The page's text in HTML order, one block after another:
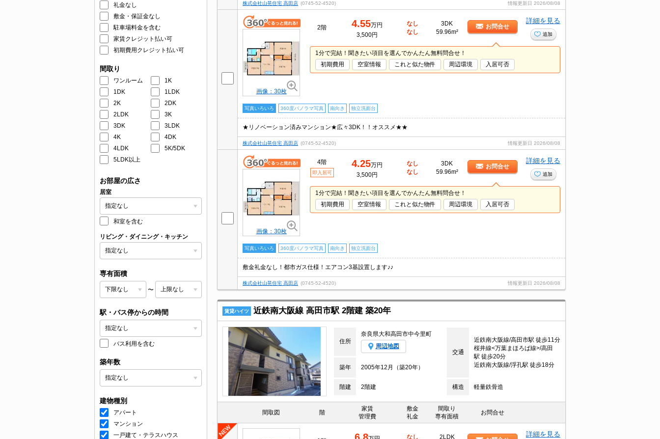
礼金なし
敷金・保証金なし
駐車場料金を含む
家賃クレジット払い可
初期費用クレジット払い可
間取り
ワンルーム
1K
1DK
1LDK
2K
2DK
2LDK
3K
3DK
3LDK
4K
4DK
4LDK
5K/5DK
5LDK以上
お部屋の広さ
居室
和室を含む
リビング・ダイニング・キッチン
専有面積
〜
駅・バス停からの時間
バス利用を含む
築年数
建物種別
アパート
マンション
一戸建て・テラスハウス
株式会社山晃住宅 高田店 (0745-52-4520) 情報更新日 2026/08/08
画像：30枚
2階 4.55万円
3,500円
なし
なし
3DK
59.96m²
お問合せ
詳細を見る
追加
1分で完結！聞きたい項目を選んでかんたん無料問合せ！
初期費用
空室情報 これと似た物件 周辺環境 入居可否
写真いろいろ 360度パノラマ写真 南向き 独立洗面台
★リノベーション済みマンション★広々3DK！！オススメ★★
株式会社山晃住宅 高田店 (0745-52-4520) 情報更新日 2026/08/08
画像：30枚
4階
即入居可
4.25万円
3,500円
なし
なし
3DK
59.96m²
お問合せ
詳細を見る
追加
1分で完結！聞きたい項目を選んでかんたん無料問合せ！
初期費用
空室情報 これと似た物件 周辺環境 入居可否
写真いろいろ 360度パノラマ写真 南向き 独立洗面台
敷金礼金なし！都市ガス仕様！エアコン3基設置します♪♪
株式会社山晃住宅 高田店 (0745-52-4520) 情報更新日 2026/08/08
賃貸ハイツ 近鉄南大阪線 高田市駅 2階建 築20年
住所
奈良県大和高田市中今里町
周辺地図
交通
近鉄南大阪線/高田市駅 徒歩11分
桜井線<万葉まほろば線>/高田
駅 徒歩20分
近鉄南大阪線/浮孔駅 徒歩18分
築年 2005年12月（築20年）
階建 2階建 構造 軽量鉄骨造
間取図 階
家賃
管理費
敷金
礼金
間取り
専有面積
お問合せ
なし
2LDK
詳細を見る